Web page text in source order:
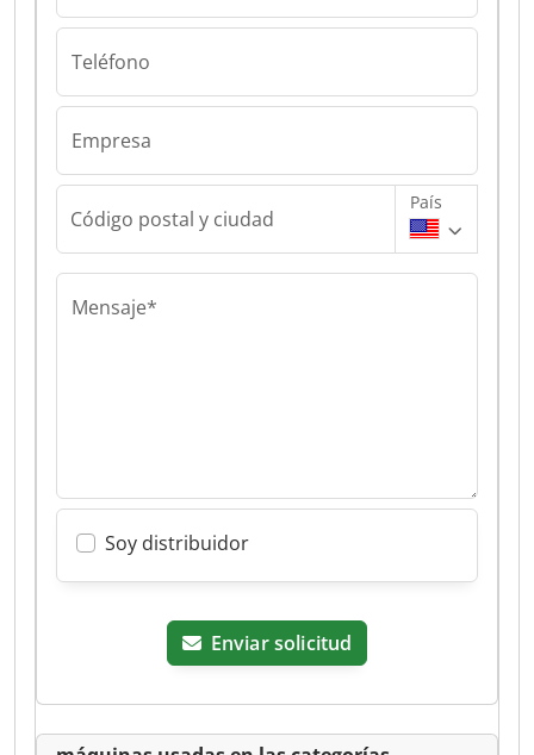
Teléfono
Empresa
Código postal y ciudad
País
Mensaje*
Soy distribuidor
Enviar solicitud